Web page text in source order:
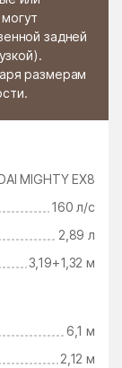
задней
размерам
MIGHTY EX8
160 л/с
2,89 л
3,19+1,32 м
6,1 м
2,12 м